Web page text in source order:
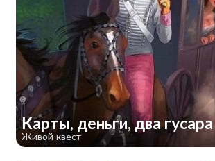
Карты, деньги, два гусара
Живой квест